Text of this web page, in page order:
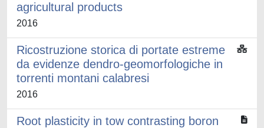
agricultural products
2016
Ricostruzione storica di portate estreme
da evidenze dendro-geomorfologiche in
torrenti montani calabresi
2016
Root plasticity in tow contrasting boron